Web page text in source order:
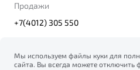
Продажи
+7(4012) 305 550
© 2026
Мы используем файлы куки для
сайта. Вы всегда можете отключить